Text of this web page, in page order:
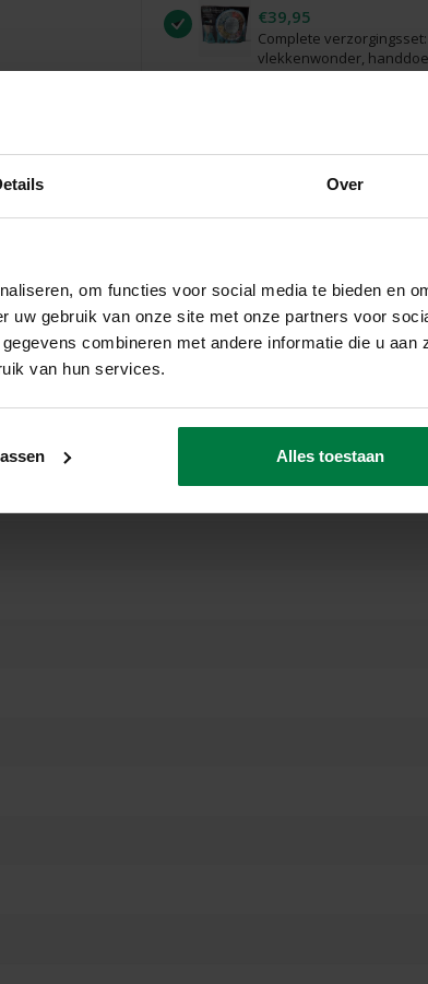
Over
om functies voor social media te bieden en
uw gebruik van onze site met onze partners voor
combineren met andere informatie die u aan
van hun services.
Alles toestaan
€39,95
Complete
vlekkenwonder,
*
Selecteer eerst